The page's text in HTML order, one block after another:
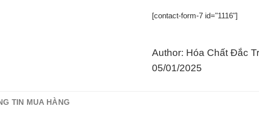
[contact-form-7 id="1116"]
Author: Hóa Chất Đắc
05/01/2025
TIN MUA HÀNG